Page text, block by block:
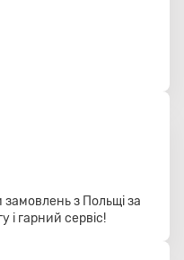
замовлень з Польщі за
і гарний сервіс!